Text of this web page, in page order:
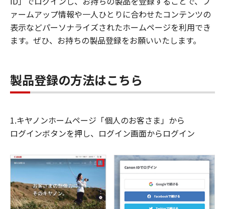
ァームアップ情報や一人ひとりに合わせたコンテンツの
表示などパーソナライズされたホームページを利用でき
ます。ぜひ、お持ちの製品登録をお願いいたします。
製品登録の方法はこちら
1.キヤノンホームページ「個人のお客さま」から
ログインボタンを押し、ログイン画面からログイン